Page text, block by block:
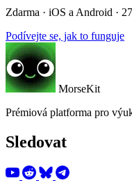
Zdarma · iOS a Android ·
Podívejte se, jak to funguje
MorseKit
Prémiová platforma pro
Sledovat